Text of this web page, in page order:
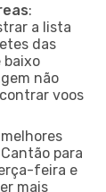
:
a lista
das
baixo
não
voos
para
feira e
mais